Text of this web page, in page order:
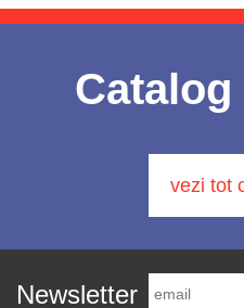
Catalog
vezi tot
Newsletter